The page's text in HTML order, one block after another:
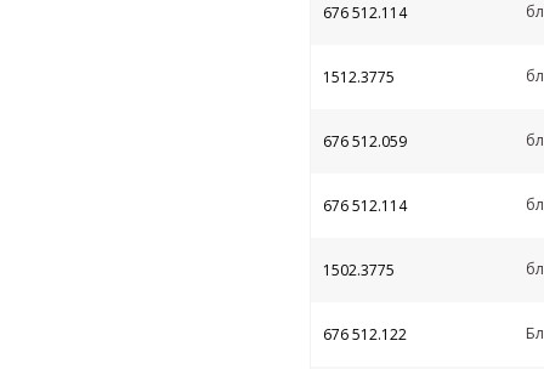
676 512.114
1512.3775
676 512.059
676 512.114
1502.3775
676 512.122